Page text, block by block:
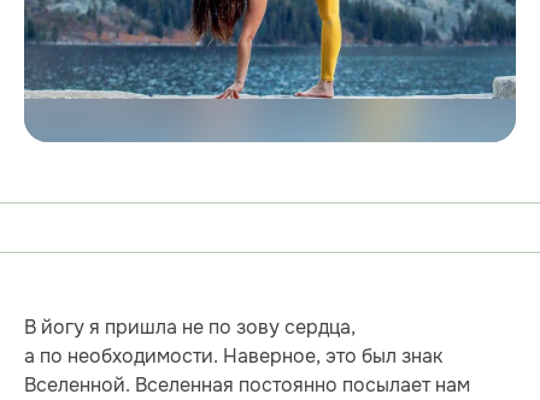
В йогу я пришла не по зову сердца,
а по необходимости. Наверное, это был знак
Вселенной. Вселенная постоянно посылает нам